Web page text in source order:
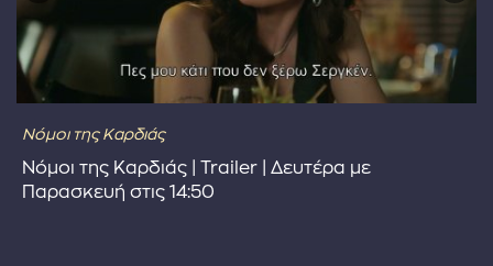
Νόμοι της Καρδιάς
Νόμοι της Καρδιάς | Trailer | Δευτέρα με
Παρασκευή στις 14:50